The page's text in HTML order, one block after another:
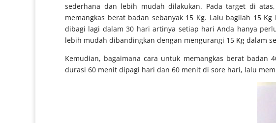
sederhana dan lebih mudah dilakukan. Pada target di
memangkas berat badan sebanyak 15 Kg. Lalu bagilah 15
dibagi lagi dalam 30 hari artinya setiap hari Anda hanya
lebih mudah dibandingkan dengan mengurangi 15 Kg dalam
Kemudian, bagaimana cara untuk memangkas berat
durasi 60 menit dipagi hari dan 60 menit di sore hari, lalu